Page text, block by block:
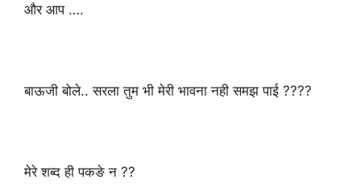
और आप ….
बाऊजी बोले.. सरला तुम भी मेरी भावना नही समझ पाई ????
मेरे शब्द ही पकङे न ??